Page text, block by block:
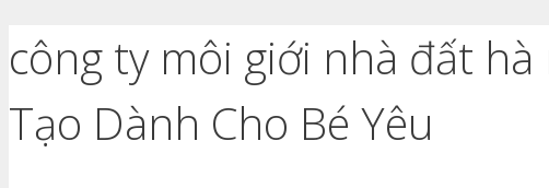
công ty môi giới nhà đất hà
Tạo Dành Cho Bé Yêu